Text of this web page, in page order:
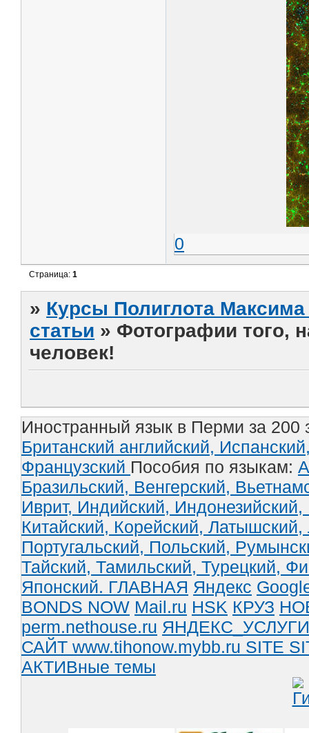
0
Страница:1
» Курсы Полиглота
статьи » Фотографии того,
человек!
Иностранный язык в Перми за 200
Британский английский,
Французский Пособия по языкам:
Бразильский, Венгерский,
Иврит, Индийский, Индонезийский,
Китайский, Корейский, Латышский,
Португальский, Польский,
Тайский, Тамильский, Турецкий,
Японский. ГЛАВНАЯ Яндекс
BONDS NOW Mail.ru HSK КРУЗ
perm.nethouse.ru ЯНДЕКС_УСЛУГИ
САЙТ www.tihonow.mybb.ru SITE
АКТИВные темы